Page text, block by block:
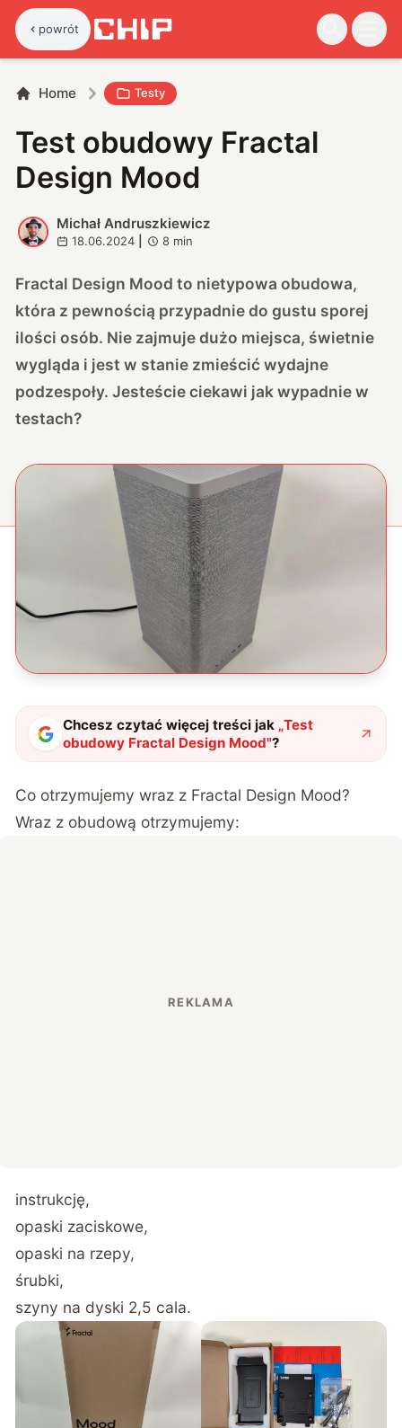
powrót
Home Testy
Test obudowy Fractal
Design Mood
M
Michał Andruszkiewicz
18.06.2024 8 min
Fractal Design Mood to nietypowa obudowa,
która z pewnością przypadnie do gustu sporej
ilości osób. Nie zajmuje dużo miejsca, świetnie
wygląda i jest w stanie zmieścić wydajne
podzespoły. Jesteście ciekawi jak wypadnie w
testach?
Chcesz czytać więcej treści jak „Test
obudowy Fractal Design Mood"?
Co otrzymujemy wraz z Fractal Design Mood?
Wraz z obudową otrzymujemy:
instrukcję,
opaski zaciskowe,
opaski na rzepy,
śrubki,
szyny na dyski 2,5 cala.